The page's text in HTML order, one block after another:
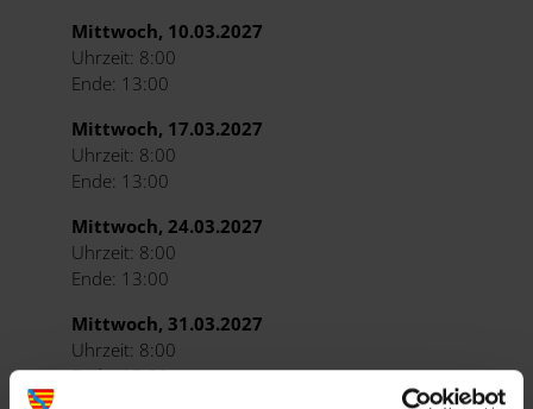
Mittwoch, 10.03.2027
Uhrzeit: 8:00
Ende: 13:00
Mittwoch, 17.03.2027
Uhrzeit: 8:00
Ende: 13:00
Mittwoch, 24.03.2027
Uhrzeit: 8:00
Ende: 13:00
Mittwoch, 31.03.2027
Uhrzeit: 8:00
Ende: 13:00